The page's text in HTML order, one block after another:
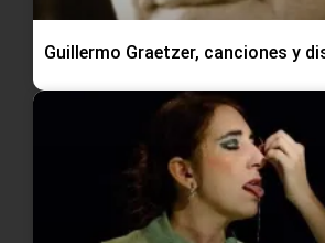
Guillermo Graetzer, canciones y